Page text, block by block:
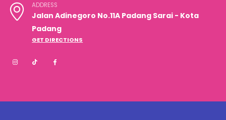
ADDRESS
Jalan Adinegoro No.11A Padang Sarai - Kota
Padang
GET DIRECTIONS